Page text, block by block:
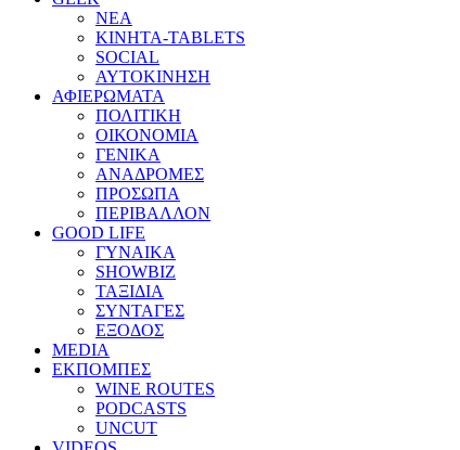
ΝΕΑ
ΚΙΝΗΤΑ-TABLETS
SOCIAL
ΑΥΤΟΚΙΝΗΣΗ
ΑΦΙΕΡΩΜΑΤΑ
ΠΟΛΙΤΙΚΗ
ΟΙΚΟΝΟΜΙΑ
ΓΕΝΙΚΑ
ΑΝΑΔΡΟΜΕΣ
ΠΡΟΣΩΠΑ
ΠΕΡΙΒΑΛΛΟΝ
GOOD LIFE
ΓΥΝΑΙΚΑ
SHOWBIZ
ΤΑΞΙΔΙΑ
ΣΥΝΤΑΓΕΣ
ΕΞΟΔΟΣ
MEDIA
ΕΚΠΟΜΠΕΣ
WINE ROUTES
PODCASTS
UNCUT